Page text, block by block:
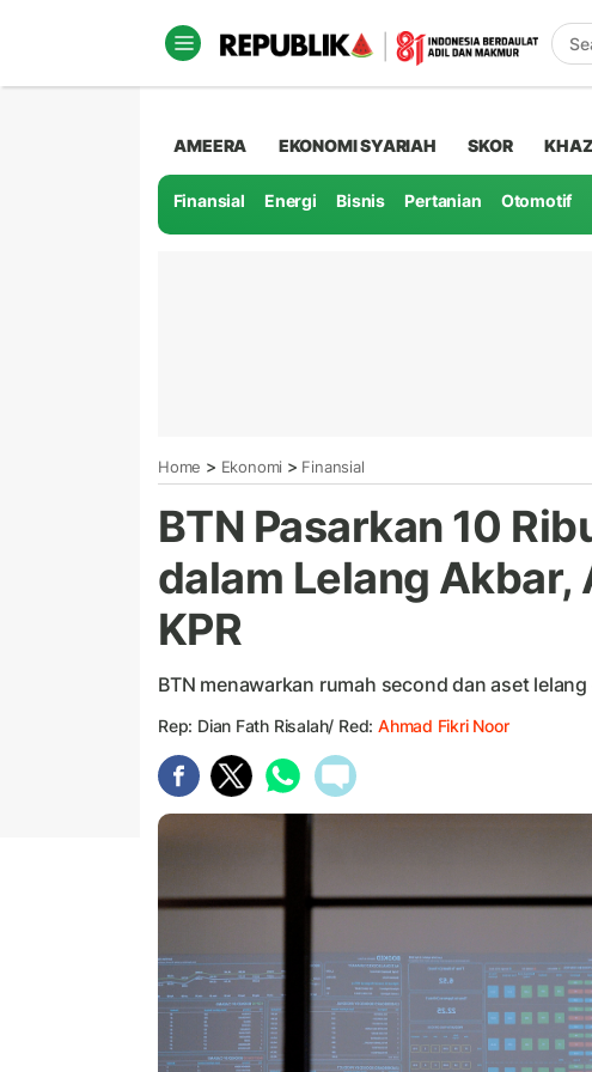
AMEERA EKONOMI SYARIAH SKOR
Finansial Energi Bisnis Pertanian Otomotif
Home > Ekonomi > Finansial
BTN Pasarkan 10
dalam Lelang Akbar,
KPR
BTN menawarkan rumah second dan aset
Rep: Dian Fath Risalah/ Red: Ahmad Fikri Noor